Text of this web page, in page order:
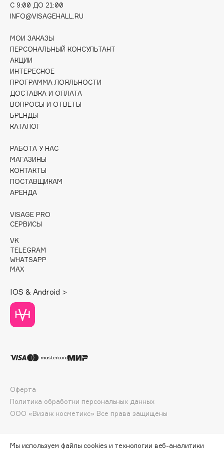
Deonica
Dessange
Dior
Divage
Dolce & Gabbana
Dorco
DP Daily Perfection
Dr. Vranjes Firenze
Dr.Ceuracle
Dr.Jart+
DSD de Luxe
Dyson
E
Eat My
Ecolatier
EGG
EGIA
Eigshow
Elie Saab
EMBRACE Haircare
Emmanuelle Jane
Enough
Erborian
C 9:00 ДО 21:00
INFO@VISAGEHALL.RU
МОИ ЗАКАЗЫ
ПЕРСОНАЛЬНЫЙ КОНСУЛЬТАНТ
АКЦИИ
ИНТЕРЕСНОЕ
ПРОГРАММА ЛОЯЛЬНОСТИ
ДОСТАВКА И ОПЛАТА
ВОПРОСЫ И ОТВЕТЫ
БРЕНДЫ
КАТАЛОГ
РАБОТА У НАС
МАГАЗИНЫ
КОНТАКТЫ
ПОСТАВЩИКАМ
АРЕНДА
VISAGE PRO
СЕРВИСЫ
VK
TELEGRAM
WHATSAPP
MAX
IOS & Android >
ООО «Визаж косметикс» Все права защищены
Оферта
Политика обработки персональных данных
Мы используем файлы cookies и технологии веб-аналитики